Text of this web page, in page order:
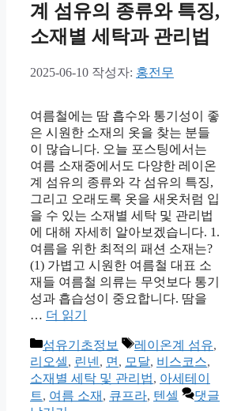
계 섬유의 종류와 특징,
소재별 세탁과 관리법
2025-06-10 작성자: 홍전무
여름철에는 땀 흡수와 통기성이 좋
은 시원한 소재의 옷을 찾는 분들
이 많습니다. 오늘 포스팅에서는
여름 소재중에서도 다양한 레이온
계 섬유의 종류와 각 섬유의 특징,
그리고 오래도록 옷을 새옷처럼 입
을 수 있는 소재별 세탁 및 관리법
에 대해 자세히 알아보겠습니다. 1.
여름을 위한 최적의 패션 소재는?
(1) 가볍고 시원한 여름철 대표 소
재들 여름철 의류는 무엇보다 통기
성과 흡습성이 중요합니다. 땀을
… 더 읽기
카
테
고
리
섬유기초정보
태
그
레이온계 섬유,
리오셀, 린넨 , 면 , 모달, 비스코스,
소재별 세탁 및 관리법, 아세테이
트, 여름 소재 , 큐프라, 텐셀
댓글